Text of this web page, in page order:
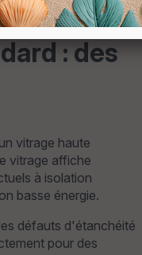
: des
vitrage haute
vitrage affiche
à isolation
basse énergie.
défauts d'étanchéité
pour des